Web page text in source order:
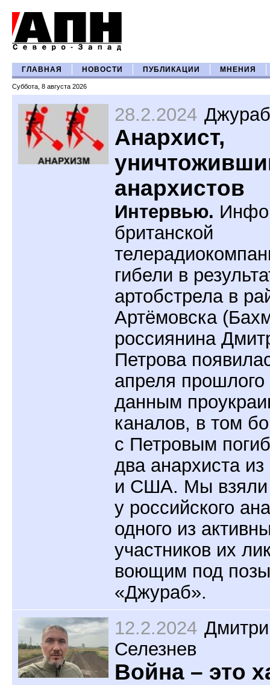
ГЛАВНАЯ НОВОСТИ ПУБЛИКАЦИИ МНЕНИЯ
Суббота, 8 августа 2026
28.2.2024 Джураб
Анархист,
анархистов
Интервью.
британской
гибели в
артобстрела в
Артёмовска
россиянина
Петрова
апреля прошлого
данным
каналов, в том
с Петровым
два анархиста
и США. Мы взяли
у российского
одного из
участников их
воющим под
«Джураб».
12.2.2024
Селезнев
Война – это